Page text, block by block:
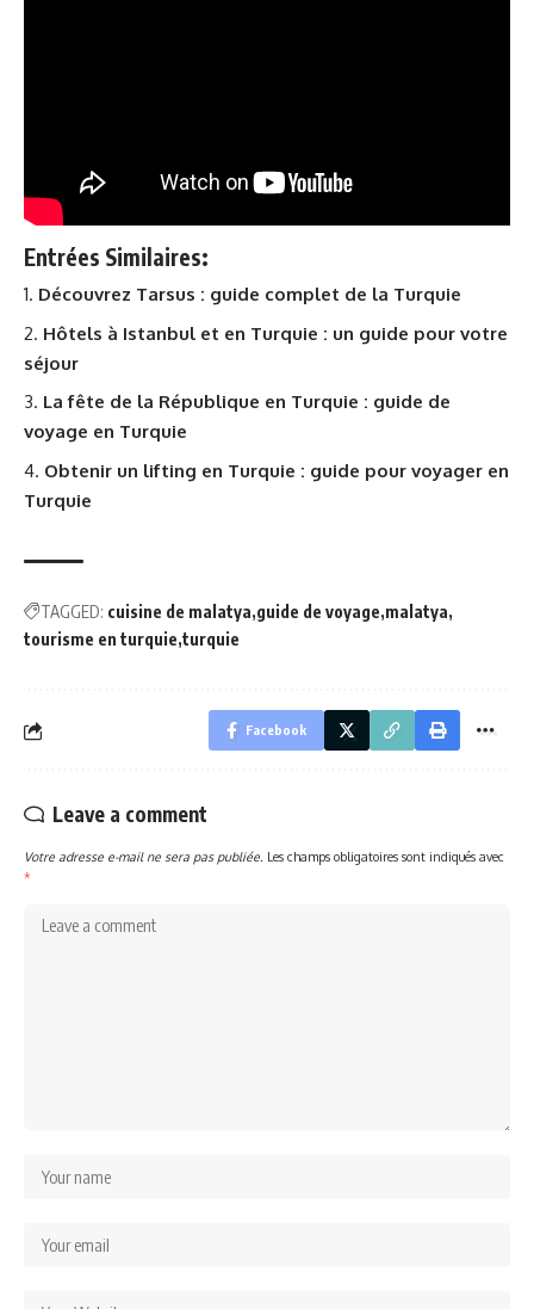
Entrées Similaires:
Découvrez Tarsus : guide complet de la Turquie
Hôtels à Istanbul et en Turquie : un guide pour votre
séjour
La fête de la République en Turquie : guide de
voyage en Turquie
Obtenir un lifting en Turquie : guide pour voyager en
Turquie
TAGGED: cuisine de malatya guide de voyage malatya
tourisme en turquie turquie
Facebook
Leave a comment
Votre adresse e-mail ne sera pas publiée. Les champs obligatoires sont indiqués avec
*